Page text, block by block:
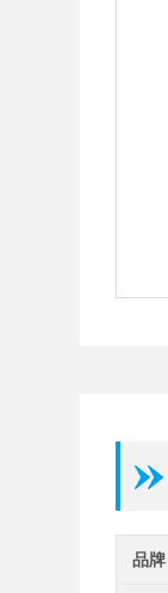
品牌